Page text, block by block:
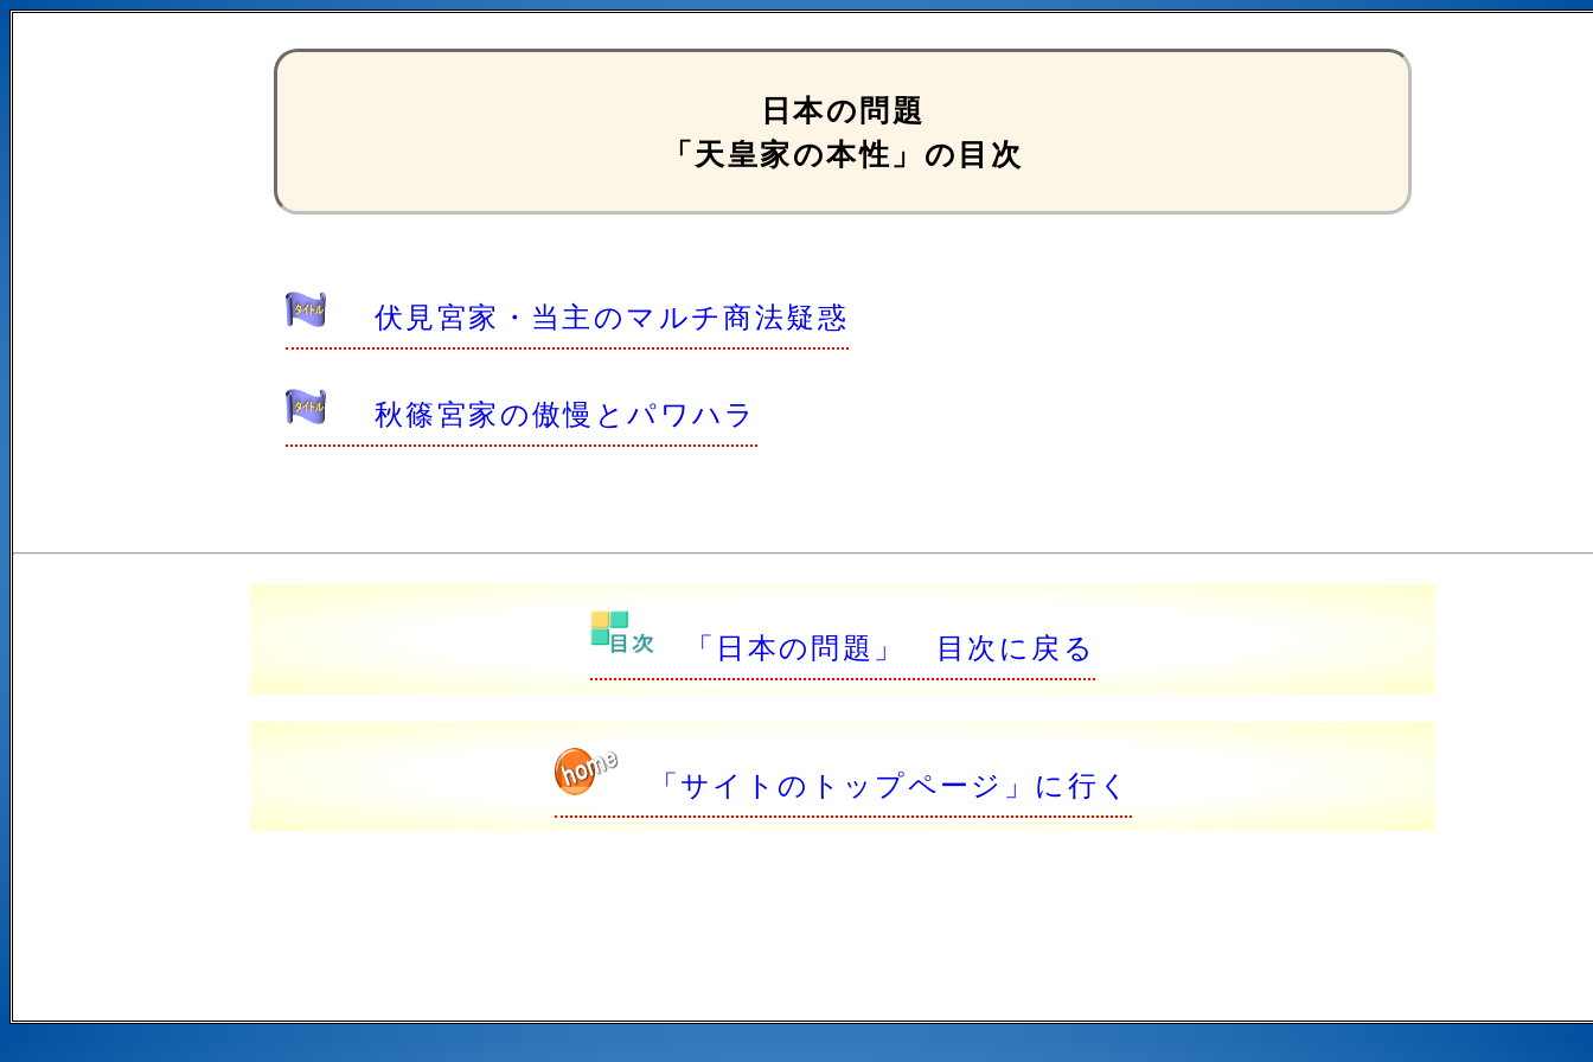
日本の問題
「天皇家の本性」の目次
伏見宮家・当主のマルチ商法疑惑
秋篠宮家の傲慢とパワハラ
「日本の問題」 目次に戻る
「サイトのトップページ」に行く